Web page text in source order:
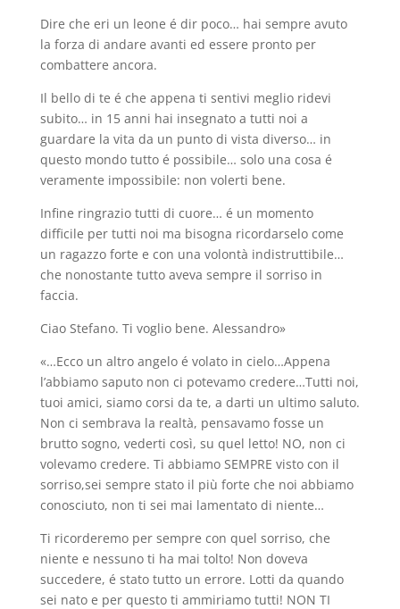
Dire che eri un leone é dir poco… hai sempre avuto
la forza di andare avanti ed essere pronto per
combattere ancora.
Il bello di te é che appena ti sentivi meglio ridevi
subito… in 15 anni hai insegnato a tutti noi a
guardare la vita da un punto di vista diverso… in
questo mondo tutto é possibile… solo una cosa é
veramente impossibile: non volerti bene.
Infine ringrazio tutti di cuore… é un momento
difficile per tutti noi ma bisogna ricordarselo come
un ragazzo forte e con una volontà indistruttibile…
che nonostante tutto aveva sempre il sorriso in
faccia.
Ciao Stefano. Ti voglio bene. Alessandro»
«…Ecco un altro angelo é volato in cielo…Appena
l’abbiamo saputo non ci potevamo credere…Tutti noi,
tuoi amici, siamo corsi da te, a darti un ultimo saluto.
Non ci sembrava la realtà, pensavamo fosse un
brutto sogno, vederti così, su quel letto! NO, non ci
volevamo credere. Ti abbiamo SEMPRE visto con il
sorriso,sei sempre stato il più forte che noi abbiamo
conosciuto, non ti sei mai lamentato di niente…
Ti ricorderemo per sempre con quel sorriso, che
niente e nessuno ti ha mai tolto! Non doveva
succedere, é stato tutto un errore. Lotti da quando
sei nato e per questo ti ammiriamo tutti! NON TI